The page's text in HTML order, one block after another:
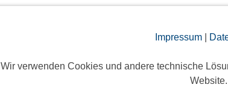
Impressum|
Wir verwenden Cookies und andere technische
Website.